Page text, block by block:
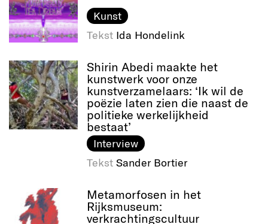
Kunst
Tekst Ida Hondelink
Shirin Abedi maakte het
kunstwerk voor onze
kunstverzamelaars: ‘Ik wil de
poëzie laten zien die naast de
politieke werkelijkheid
bestaat’
Interview
Tekst Sander Bortier
Metamorfosen in het
Rijksmuseum:
verkrachtingscultuur